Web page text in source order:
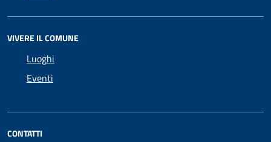
VIVERE IL COMUNE
Luoghi
Eventi
CONTATTI